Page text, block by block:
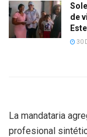
de
30
La mandataria
profesional